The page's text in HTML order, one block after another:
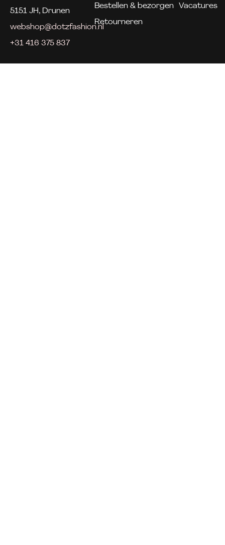
5151 JH, Drunen
webshop@dotzfashion.nl
+31 416 375 837
Bestellen & bezorgen
Retourneren
Vacatures